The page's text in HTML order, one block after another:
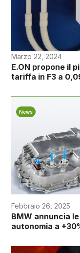
Marzo 22, 2024
E.ON propone il
tariffa in F3 a
News
Febbraio 26, 2025
BMW annuncia
autonomia a